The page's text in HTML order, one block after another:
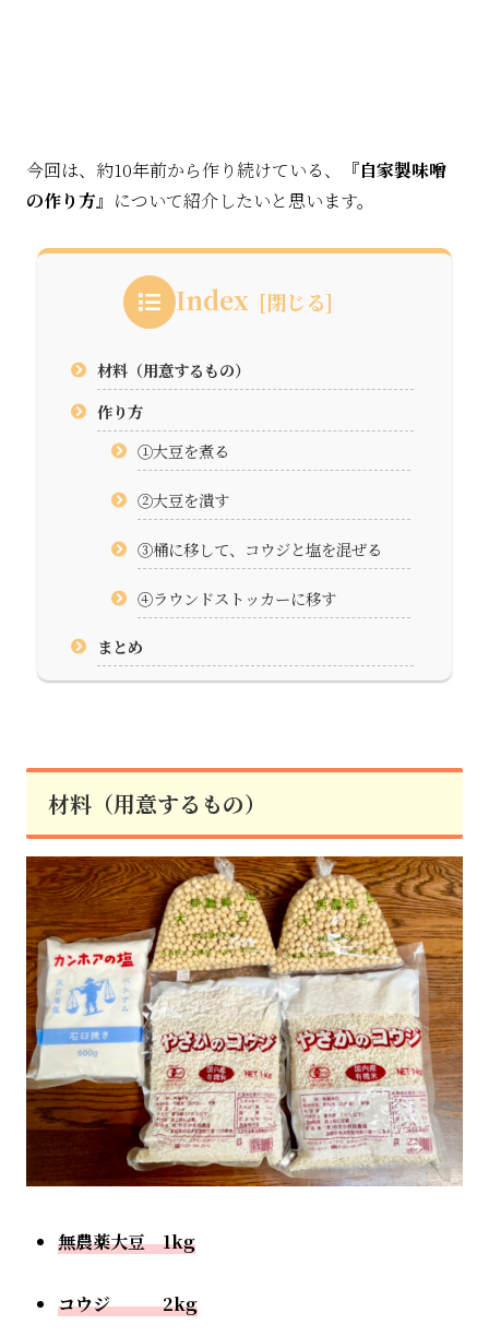
今回は、約10年前から作り続けている、
『自家製味噌
の作り方』 について紹介したいと思います。
Index
材料（用意するもの）
作り方
①大豆を煮る
②大豆を潰す
③桶に移して、コウジと塩を混ぜる
④ラウンドストッカーに移す
まとめ
材料（用意するもの）
無農薬大豆 1kg
コウジ 2kg